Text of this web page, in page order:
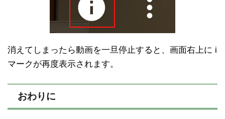
消えてしまったら動画を一旦停止すると、画面右上に i
マークが再度表示されます。
おわりに